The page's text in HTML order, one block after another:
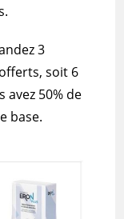
3
soit 6
avez 50% de
base.